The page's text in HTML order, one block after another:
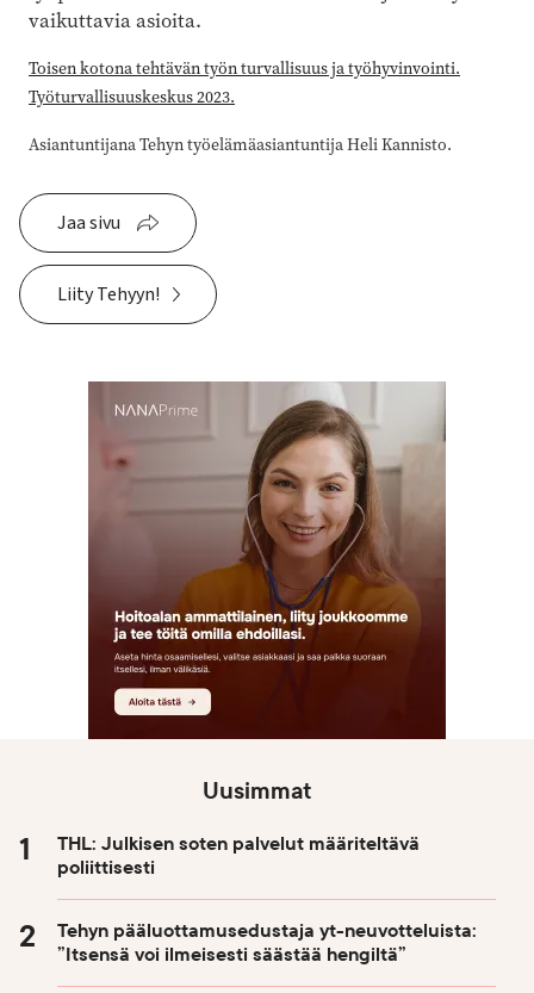
vaikuttavia asioita.
Toisen kotona tehtävän työn turvallisuus ja työhyvinvointi.
Työturvallisuuskeskus 2023.
Asiantuntijana Tehyn työelämäasiantuntija Heli Kannisto.
Jaa sivu
Liity Tehyyn!
Uusimmat
THL: Julkisen soten palvelut määriteltävä
poliittisesti
Tehyn pääluottamusedustaja yt-neuvotteluista:
”Itsensä voi ilmeisesti säästää hengiltä”